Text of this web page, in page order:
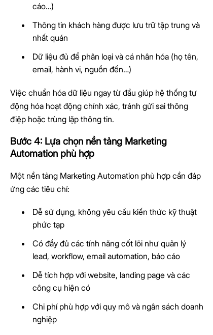
cáo…)
Thông tin khách hàng được lưu trữ tập trung và
nhất quán
Dữ liệu đủ để phân loại và cá nhân hóa (họ tên,
email, hành vi, nguồn đến…)
Việc chuẩn hóa dữ liệu ngay từ đầu giúp hệ thống tự
động hóa hoạt động chính xác, tránh gửi sai thông
điệp hoặc trùng lặp thông tin.
Bước 4: Lựa chọn nền tảng Marketing
Automation phù hợp
Một nền tảng Marketing Automation phù hợp cần đáp
ứng các tiêu chí:
Dễ sử dụng, không yêu cầu kiến thức kỹ thuật
phức tạp
Có đầy đủ các tính năng cốt lõi như quản lý
lead, workflow, email automation, báo cáo
Dễ tích hợp với website, landing page và các
công cụ hiện có
Chi phí phù hợp với quy mô và ngân sách doanh
nghiệp